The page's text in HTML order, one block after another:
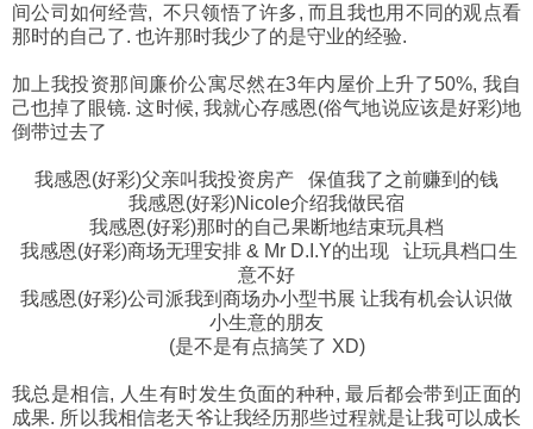
间公司如何经营, 不只领悟了许多, 而且我也用不同的观点看
那时的自己了. 也许那时我少了的是守业的经验.
加上我投资那间廉价公寓尽然在3年内屋价上升了50%, 我自
己也掉了眼镜. 这时候, 我就心存感恩(俗气地说应该是好彩)地
倒带过去了
我感恩(好彩)父亲叫我投资房产 保值我了之前赚到的钱
我感恩(好彩)Nicole介绍我做民宿
我感恩(好彩)那时的自己果断地结束玩具档
我感恩(好彩)商场无理安排 & Mr D.I.Y的出现 让玩具档口生
意不好
我感恩(好彩)公司派我到商场办小型书展 让我有机会认识做
小生意的朋友
(是不是有点搞笑了 XD)
我总是相信, 人生有时发生负面的种种, 最后都会带到正面的
成果. 所以我相信老天爷让我经历那些过程就是让我可以成长